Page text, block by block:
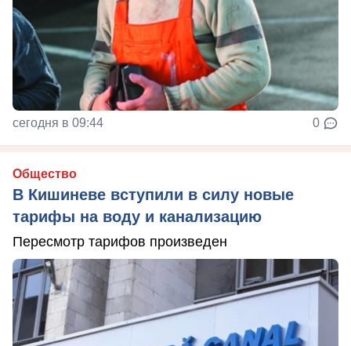
сегодня в 09:44 0
Общество
В Кишиневе вступили в силу новые
тарифы на воду и канализацию
Пересмотр тарифов произведен